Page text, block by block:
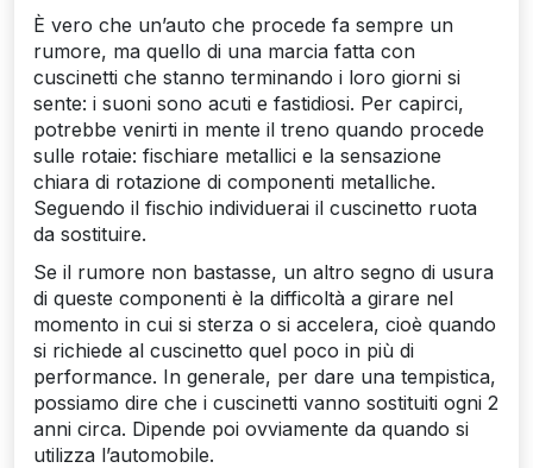
È vero che un’auto che procede fa sempre un
rumore, ma quello di una marcia fatta con
cuscinetti che stanno terminando i loro giorni si
sente: i suoni sono acuti e fastidiosi. Per capirci,
potrebbe venirti in mente il treno quando procede
sulle rotaie: fischiare metallici e la sensazione
chiara di rotazione di componenti metalliche.
Seguendo il fischio individuerai il cuscinetto ruota
da sostituire.
Se il rumore non bastasse, un altro segno di usura
di queste componenti è la difficoltà a girare nel
momento in cui si sterza o si accelera, cioè quando
si richiede al cuscinetto quel poco in più di
performance. In generale, per dare una tempistica,
possiamo dire che i cuscinetti vanno sostituiti ogni 2
anni circa. Dipende poi ovviamente da quando si
utilizza l’automobile.